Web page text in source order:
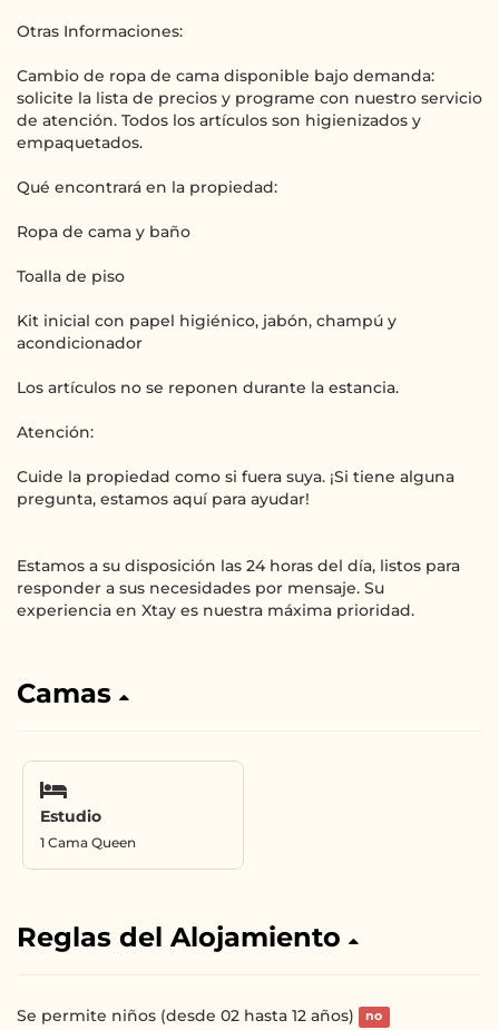
Otras Informaciones:
Cambio de ropa de cama disponible bajo demanda:
solicite la lista de precios y programe con nuestro servicio
de atención. Todos los artículos son higienizados y
empaquetados.
Qué encontrará en la propiedad:
Ropa de cama y baño
Toalla de piso
Kit inicial con papel higiénico, jabón, champú y
acondicionador
Los artículos no se reponen durante la estancia.
Atención:
Cuide la propiedad como si fuera suya. ¡Si tiene alguna
pregunta, estamos aquí para ayudar!
Estamos a su disposición las 24 horas del día, listos para
responder a sus necesidades por mensaje. Su
experiencia en Xtay es nuestra máxima prioridad.
Camas
Estudio
1 Cama Queen
Reglas del Alojamiento
Se permite niños (desde 02 hasta 12 años) no